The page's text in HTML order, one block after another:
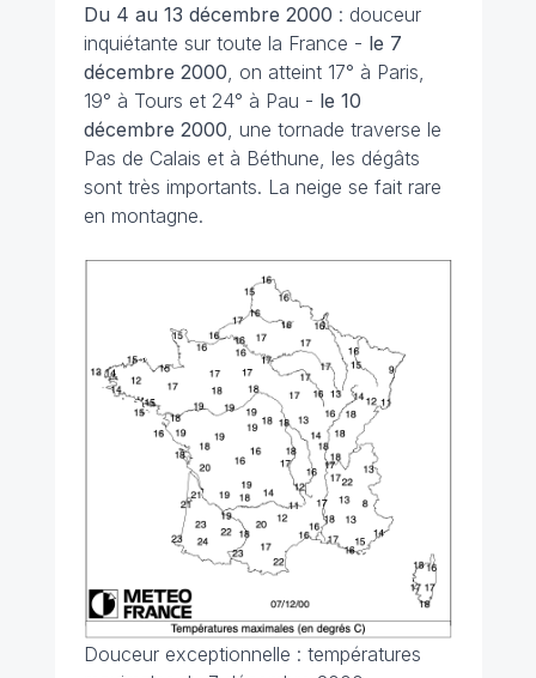
Du 4 au 13 décembre 2000 : douceur
inquiétante sur toute la France - le 7
décembre 2000 , on atteint 17° à Paris,
19° à Tours et 24° à Pau - le 10
décembre 2000 , une tornade traverse le
Pas de Calais et à Béthune, les dégâts
sont très importants. La neige se fait rare
en montagne.
Douceur exceptionnelle : températures